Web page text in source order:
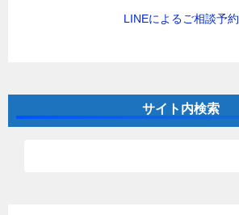
LINEによるご相談予約
サイト内検索